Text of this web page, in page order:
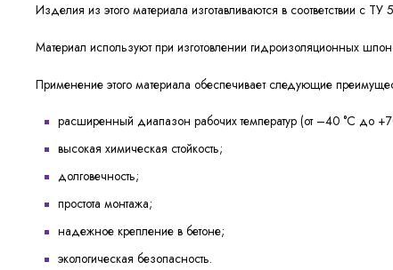
Изделия из этого материала изготавливаются в соответствии с
Материал используют при изготовлении гидроизоляционных
Применение этого материала обеспечивает следующие
расширенный диапазон рабочих температур (от –40 °С до
высокая химическая стойкость;
долговечность;
простота монтажа;
надежное крепление в бетоне;
экологическая безопасность.